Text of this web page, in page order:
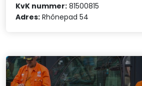
KvK nummer: 81500815
Adres: Rhônepad 54